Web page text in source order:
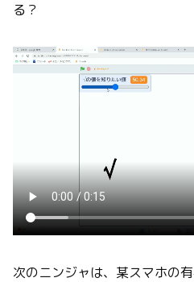
る？
次のニンジャは、某スマホの